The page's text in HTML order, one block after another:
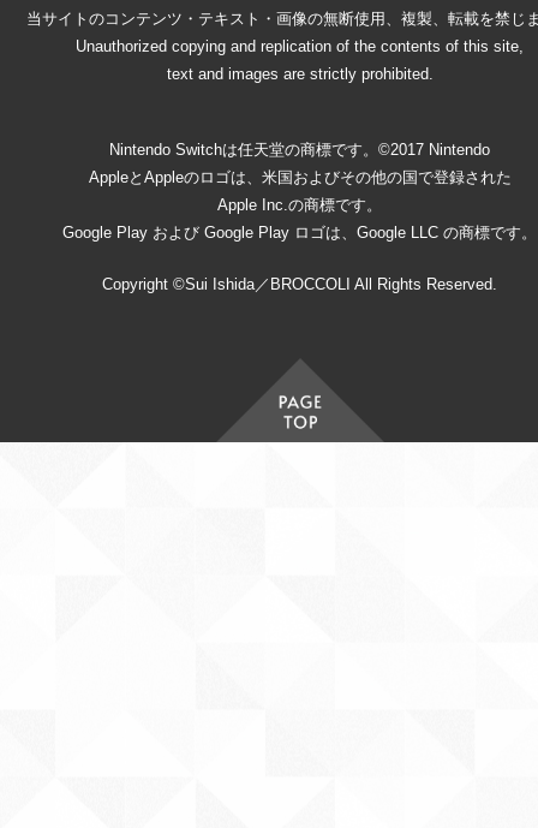
当サイトのコンテンツ・テキスト・画像の無断使用、複製、転載を禁じ
Unauthorized copying and replication of the contents of this site,
text and images are strictly prohibited.
Nintendo Switchは任天堂の商標です。©2017 Nintendo
AppleとAppleのロゴは、米国およびその他の国で登録された
Apple Inc.の商標です。
Google Play および Google Play ロゴは、Google LLC の商標です。
Copyright ©Sui Ishida／BROCCOLI All Rights Reserved.